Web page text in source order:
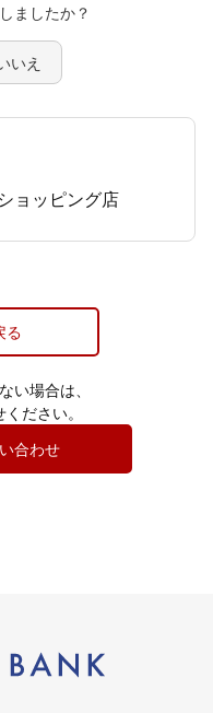
ましたか？
いえ
ョッピング店
る
い場合は、
ださい。
合わせ